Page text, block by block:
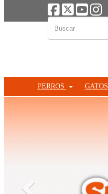
PERROS GATOS